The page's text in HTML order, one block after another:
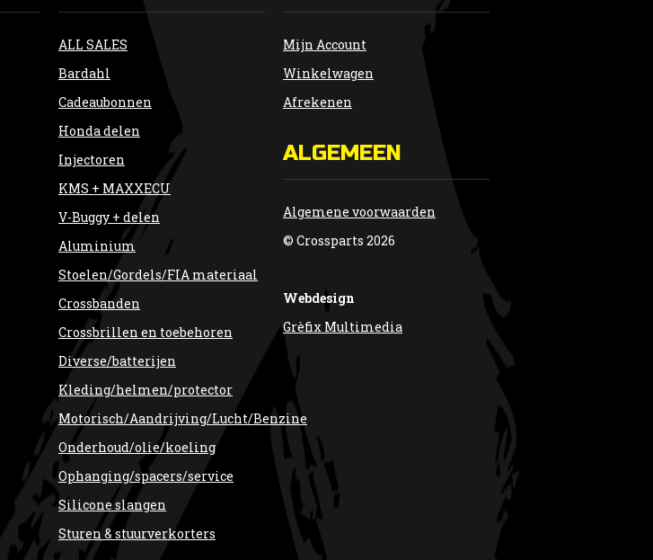
ALL SALES
Bardahl
Cadeaubonnen
Honda delen
Injectoren
KMS + MAXXECU
V-Buggy + delen
Aluminium
Stoelen/Gordels/FIA materiaal
Crossbanden
Crossbrillen en toebehoren
Diverse/batterijen
Kleding/helmen/protector
Motorisch/Aandrijving/Lucht/Benzine
Onderhoud/olie/koeling
Ophanging/spacers/service
Silicone slangen
Sturen & stuurverkorters
Mijn Account
Winkelwagen
Afrekenen
ALGEMEEN
Algemene voorwaarden
© Crossparts 2026
Webdesign
Grèfix Multimedia